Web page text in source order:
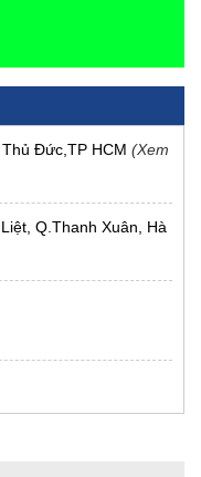
Đức,TP HCM (Xem
Q.Thanh Xuân, Hà